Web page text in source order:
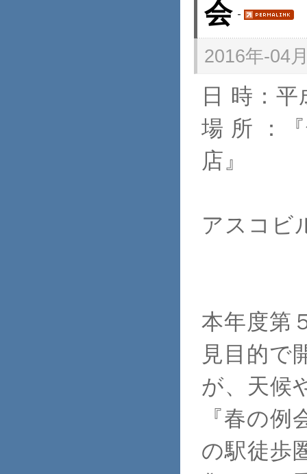
会
2016年-04
日 時：
場 所 ：
店』
アスコビ
本年度第
見目的で
が、天候
『春の
の駅徒歩